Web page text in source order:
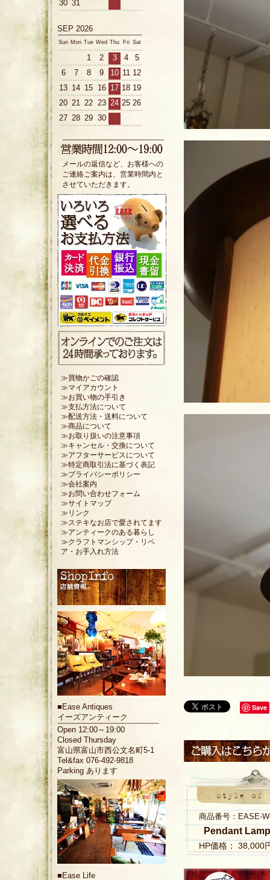
Save
商品番号：EASE-
Pendant Lamp
HP価格： 38,000
30 31
SEP 2026
Sun Mon Tue Wed Thu Fri Sat
1 2 3 4
5
6
7 8 9 10 11 12
13 14 15 16 17 18 19
20 21 22 23 24 25 26
27 28 29 30
メールの返信など、お客様への
ご連絡ご案内は、営業時間内と
させていただきます。
≫買物かごの確認
≫マイアカウント
≫お買い物の手引き
≫支払方法について
≫配送方法・送料について
≫商品について
≫お取り扱いの注意事項
≫キャンセル・交換について
≫アフターサービスについて
≫特定商取引法に基づく表記
≫プライバシーポリシー
≫会社案内
≫お問い合わせフォーム
≫サイトマップ
≫リンク
≫ステキなお店で愛されてます
≫アンティークのある暮らし
≫クラフトマンシップ・リペ
ア・お手入れ方法
■ Ease Antiques
イーズアンティーク
Open 12:00～19:00
Closed Thursday
富山県富山市西公文名町5-1
Tel&fax 076-492-9818
Parking あります
■ Ease Life